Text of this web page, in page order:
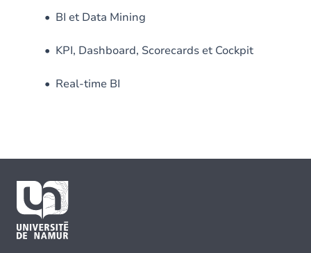
• BI et Data Mining
• KPI, Dashboard, Scorecards et Cockpit
• Real-time BI